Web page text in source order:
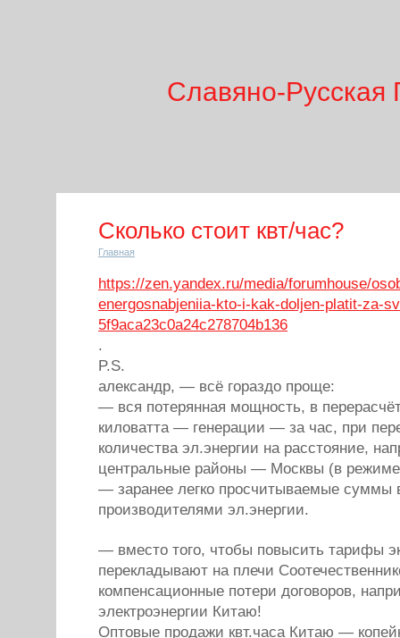
Славяно-Русская
Сколько стоит квт/час?
Главная
https://zen.yandex.ru/media/forumhouse/
energosnabjeniia-kto-i-kak-doljen-platit-za-
5f9aca23c0a24c278704b136
.
P.S.
александр, — всё гораздо проще:
— вся потерянная мощность, в
киловатта — генерации — за час, при
количества эл.энергии на расстояние,
центральные районы — Москвы (в
— заранее легко просчитываемые суммы
производителями эл.энергии.
— вместо того, чтобы повысить тарифы
перекладывают на плечи
компенсационные потери договоров,
электроэнергии Китаю!
Оптовые продажи квт.часа Китаю —